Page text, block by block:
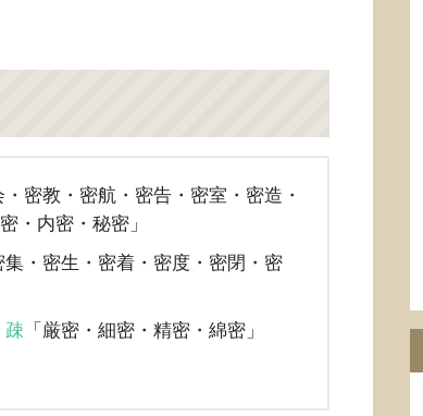
密教・密航・密告・密室・密造・
・内密・秘密」
・密生・密着・密度・密閉・密
疎 「厳密・細密・精密・綿密」